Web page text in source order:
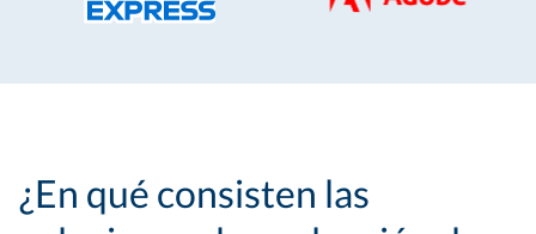
¿En qué consisten las